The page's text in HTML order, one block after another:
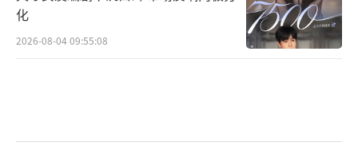
化
2026-08-04 09:55:08